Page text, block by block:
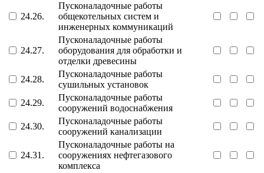
24.26.
Пусконаладочные работы
общекотельных систем и
инженерных коммуникаций
24.27.
Пусконаладочные работы
оборудования для обработки и
отделки древесины
24.28.
Пусконаладочные работы
сушильных установок
24.29.
Пусконаладочные работы
сооружений водоснабжения
24.30.
Пусконаладочные работы
сооружений канализации
24.31.
Пусконаладочные работы на
сооружениях нефтегазового
комплекса